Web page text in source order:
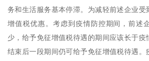
务和生活服务基本停滞。为减轻前述企业受
增值税优惠。考虑到疫情防控期间，前述
少，给予免征增值税待遇的期间应该长于
结束后一段期间仍可给予免征增值税待遇。